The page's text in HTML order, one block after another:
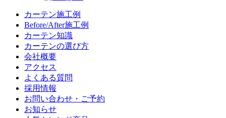
カーテン施工例
Before/After施工例
カーテン知識
カーテンの選び方
会社概要
アクセス
よくある質問
採用情報
お問い合わせ・ご予約
お知らせ